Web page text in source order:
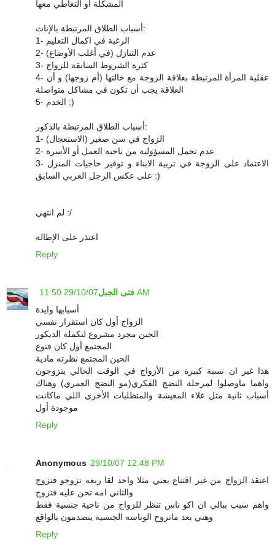
المشكلة أو التعاطي معها
أسباب الطلاق المرتبطة بالإناث:
1- الرغبة في اكمال التعليم
2- عدم التنازل (في أغلب الأوضاع)
3- كثرة الشروط السابقة للزواج
4- عقلية المرأة المرتبطة بعلاقة الزوجة مع خالتها (أم زوجها) و أن
العلاقة يجب أن تكون في مشاكل متواصلة
5- الخدم :)
أسباب الطلاق المرتبطة بالذكور:
1- الزواج في سن صغير (الاستعجال)
2- عدم تحمل المسؤولية من ناحية العمل أو الأسرة
3- الاعتماد على الزوجة في تربية الابناء و توفير حاجيات المنزل
على عكس الرجل العربي السابق :)
لم انتهي :/
اعتذر على الإطالة
Reply
فتى الجبل 29/10/07 11:50 AM
أسبابها وايدة
الزواج أول كان استقرار نفسي
الحين مجرد مشروع لتكملة الديكور
المجتمع أول كان قنوع
الحين المجتمع نظرته مادية
هذا غير ان نسبة كبيرة من الأزواج في الوقت الحالي يتزوجون
واهما ماوصلوا لمرحلة النضج الفكري(مو النضج العمري) وهناك
أسباب ثانية مثل غلاء المعيشة والمتطلبات الأخرى اللي ماكانت
موجودة أول
Reply
Anonymous 29/10/07 12:48 PM
اعتقد الزواج من غير اقتناع يعني مثلا واحد لقا ربعه تزوجو فتزوج
والثاني امه تحن عليه فتزوج
واهم سبب ببالي ان اكو ناس تنظر للزواج من ناحية جنسية فقط
وهني بعد ماتروح الوناسه الجنسية ينصدمون بالواقع
Reply